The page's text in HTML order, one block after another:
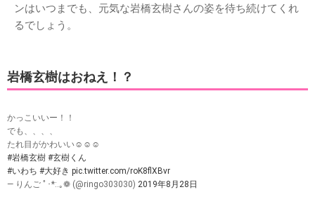
ンはいつまでも、元気な岩橋玄樹さんの姿を待ち続けてくれ
るでしょう。
岩橋玄樹はおねえ！？
かっこいいー！！
でも、、、、
たれ目がかわいい☺️☺️☺️
#岩橋玄樹 #玄樹くん
#いわち #大好き pic.twitter.com/roK8flXBvr
— りんご ﾟ･*:.｡❁ (@ringo303030) 2019年8月28日